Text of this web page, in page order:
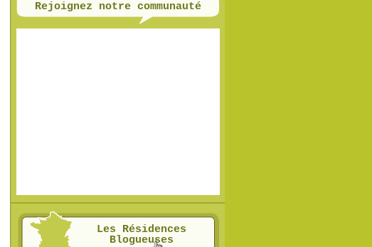
Rejoignez notre communauté
Les Résidences
Blogueuses